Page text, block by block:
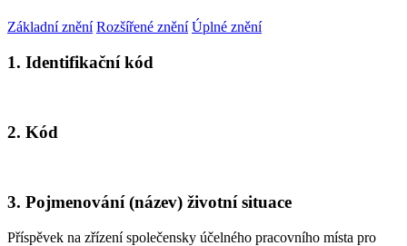
Základní znění Rozšířené znění Úplné znění
1. Identifikační kód
2. Kód
3. Pojmenování (název) životní situace
Příspěvek na zřízení společensky účelného pracovního místa pro